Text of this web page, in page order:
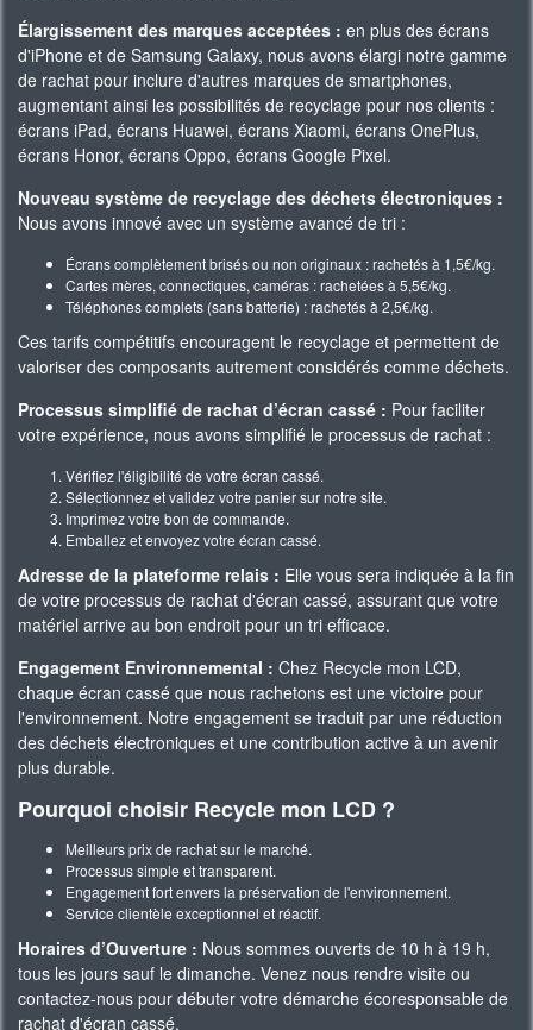
Élargissement des marques acceptées : en plus des écrans
d'iPhone et de Samsung Galaxy, nous avons élargi notre gamme
de rachat pour inclure d'autres marques de smartphones,
augmentant ainsi les possibilités de recyclage pour nos clients :
écrans iPad, écrans Huawei, écrans Xiaomi, écrans OnePlus,
écrans Honor, écrans Oppo, écrans Google Pixel.
Nouveau système de recyclage des déchets électroniques :
Nous avons innové avec un système avancé de tri :
Écrans complètement brisés ou non originaux : rachetés à 1,5€/kg.
Cartes mères, connectiques, caméras : rachetées à 5,5€/kg.
Téléphones complets (sans batterie) : rachetés à 2,5€/kg.
Ces tarifs compétitifs encouragent le recyclage et permettent de
valoriser des composants autrement considérés comme déchets.
Processus simplifié de rachat d’écran cassé : Pour faciliter
votre expérience, nous avons simplifié le processus de rachat :
Vérifiez l'éligibilité de votre écran cassé.
Sélectionnez et validez votre panier sur notre site.
Imprimez votre bon de commande.
Emballez et envoyez votre écran cassé.
Adresse de la plateforme relais : Elle vous sera indiquée à la fin
de votre processus de rachat d'écran cassé, assurant que votre
matériel arrive au bon endroit pour un tri efficace.
Engagement Environnemental : Chez Recycle mon LCD,
chaque écran cassé que nous rachetons est une victoire pour
l'environnement. Notre engagement se traduit par une réduction
des déchets électroniques et une contribution active à un avenir
plus durable.
Pourquoi choisir Recycle mon LCD ?
Meilleurs prix de rachat sur le marché.
Processus simple et transparent.
Engagement fort envers la préservation de l'environnement.
Service clientèle exceptionnel et réactif.
Horaires d’Ouverture : Nous sommes ouverts de 10 h à 19 h,
tous les jours sauf le dimanche. Venez nous rendre visite ou
contactez-nous pour débuter votre démarche écoresponsable de
rachat d'écran cassé.